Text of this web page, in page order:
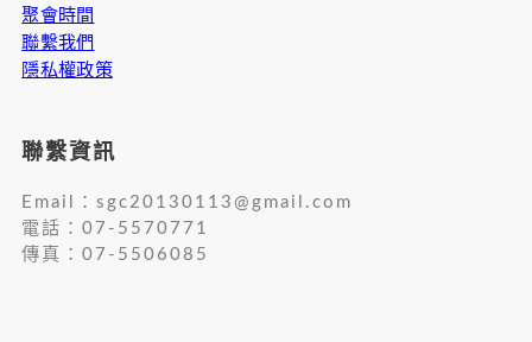
聚會時間
聯繫我們
隱私權政策
聯繫資訊
Email：sgc20130113@gmail.com
電話：07-5570771
傳真：07-5506085